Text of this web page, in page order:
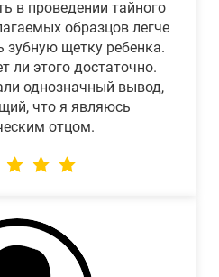
в проведении тайного
образцов легче
зубную щетку ребенка.
ли этого достаточно.
однозначный вывод,
что я являюсь
отцом.